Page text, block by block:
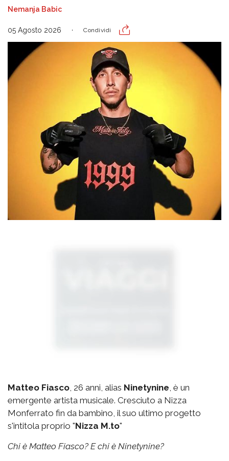
Nemanja Babic
05 Agosto 2026 Condividi
Matteo Fiasco, 26 anni, alias Ninetynine, è un
emergente artista musicale. Cresciuto a Nizza
Monferrato fin da bambino, il suo ultimo progetto
s'intitola proprio "Nizza M.to"
Chi è Matteo Fiasco? E chi è Ninetynine?